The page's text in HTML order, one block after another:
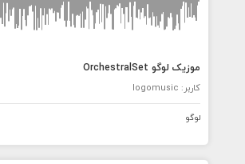
موزیک لوگو OrchestralSet
کاربر: logomusic
لوگو